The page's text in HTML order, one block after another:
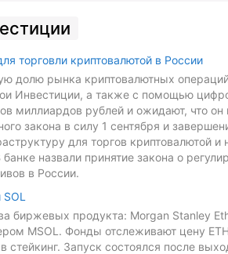
торговли криптовалютой в России
долю рынка криптовалютных
Инвестиции, а также с помощью
миллиардов рублей и ожидают, что он
закона в силу 1 сентября и
для торгов криптовалютой и
назвали принятие закона о
в России.
биржевых продукта: Morgan Stanley
MSOL. Фонды отслеживают цену
стейкинг. Запуск состоялся после